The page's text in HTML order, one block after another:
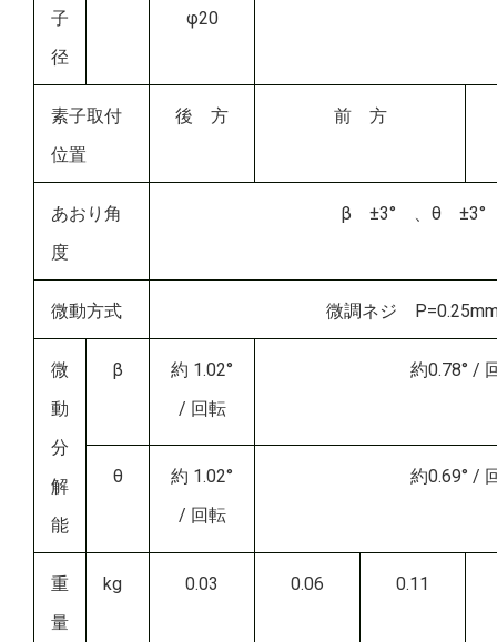
子
径
φ20
素子取付
位置
後 方 前 方
あおり角
度
β ±3° 、θ ±3°
微動方式 微調ネジ
微
動
分
解
能
β
約 1.02°
/ 回転
約0.78° /
θ
約 1.02°
/ 回転
約0.69° /
重
量
kg 0.03 0.06 0.11